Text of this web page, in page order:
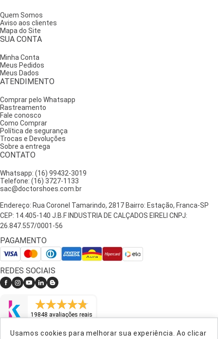
Usamos cookies para melhorar sua experiência. Ao clicar
Quem Somos
Aviso aos clientes
Mapa do Site
SUA CONTA
Minha Conta
Meus Pedidos
Meus Dados
ATENDIMENTO
Comprar pelo Whatsapp
Rastreamento
Fale conosco
Como Comprar
Política de segurança
Trocas e Devoluções
Sobre a entrega
CONTATO
Whatsapp: (16) 99432-3019
Telefone: (16) 3727-1133
sac@doctorshoes.com.br
Endereço: Rua Coronel Tamarindo, 2817 Bairro: Estação, Franca-SP
CEP: 14.405-140 J.B.F INDUSTRIA DE CALÇADOS EIRELI CNPJ:
26.847.557/0001-56
PAGAMENTO
REDES SOCIAIS
19848 avaliações reais
LOJA VERIFICADA